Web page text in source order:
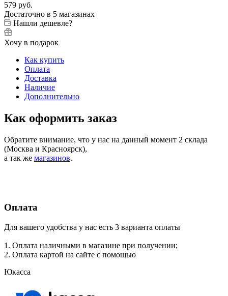
руб.
Достаточнов 5 магазинах
Нашли дешевле?
Хочу в подарок
Как купить
Оплата
Наличие
Дополнительно
(Москва и Красноярск),